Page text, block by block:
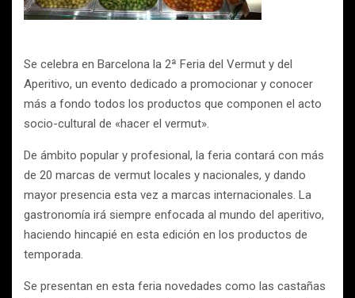
Se celebra en Barcelona la 2ª Feria del Vermut y del
Aperitivo, un evento dedicado a promocionar y conocer
más a fondo todos los productos que componen el acto
socio-cultural de «hacer el vermut».
De ámbito popular y profesional, la feria contará con más
de 20 marcas de vermut locales y nacionales, y dando
mayor presencia esta vez a marcas internacionales. La
gastronomía irá siempre enfocada al mundo del aperitivo,
haciendo hincapié en esta edición en los productos de
temporada.
Se presentan en esta feria novedades como las castañas